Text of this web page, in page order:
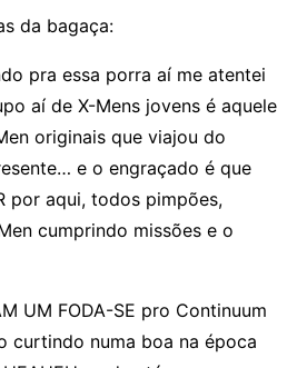
da bagaça:
pra essa porra aí me atentei
aí de X-Mens jovens é aquele
originais que viajou do
e o engraçado é que
por aqui, todos pimpões,
cumprindo missões e o
UM FODA-SE pro Continuum
curtindo numa boa na época